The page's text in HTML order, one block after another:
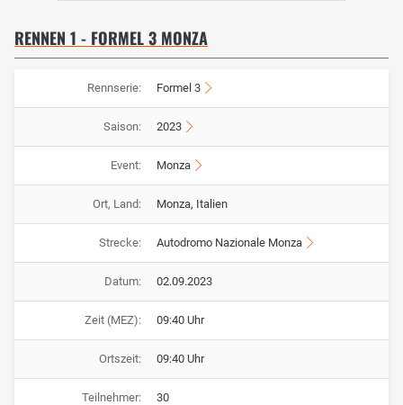
RENNEN 1 - FORMEL 3 MONZA
Rennserie: Formel 3
Saison: 2023
Event: Monza
Ort, Land: Monza, Italien
Strecke: Autodromo Nazionale Monza
Datum: 02.09.2023
Zeit (MEZ): 09:40 Uhr
Ortszeit: 09:40 Uhr
Teilnehmer: 30